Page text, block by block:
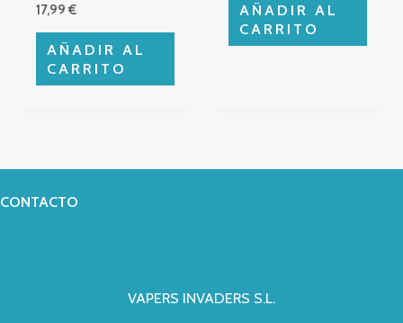
17,99€
AÑADIR AL
CARRITO
AÑADIR AL
CARRITO
CONTACTO
VAPERS INVADERS S.L.